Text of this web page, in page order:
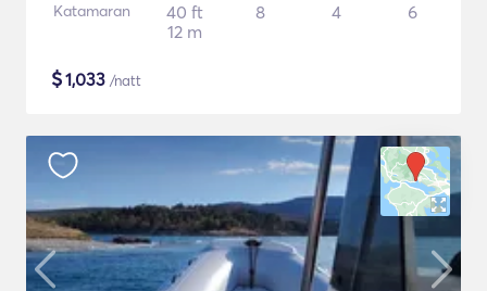
Katamaran
40 ft
12 m
8 4 6
$1,033 /natt